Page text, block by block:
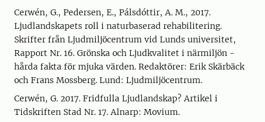
Cerwén, G., Pedersen, E., Pálsdóttir, A. M., 2017.
Ljudlandskapets roll i naturbaserad rehabilitering.
Skrifter från Ljudmiljöcentrum vid Lunds universitet,
Rapport Nr. 16. Grönska och Ljudkvalitet i närmiljön -
hårda fakta för mjuka värden. Redaktörer: Erik Skärbäck
och Frans Mossberg. Lund: Ljudmiljöcentrum.
Cerwén, G. 2017. Fridfulla Ljudlandskap? Artikel i
Tidskriften Stad Nr. 17. Alnarp: Movium.